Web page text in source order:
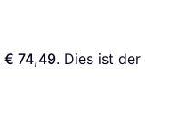
€ 74,49. Dies ist der